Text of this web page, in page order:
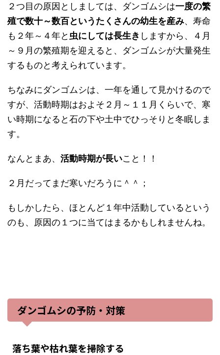
２つ目の原因としましては、ダンゴムシは一度の繁
殖で数十～数百というたくさんの幼生を産み、寿命
も２年～４年と 虫にしては長生き しますから、４月
～９月の繁殖期を迎えると、ダンゴムシが大量発生
するものと考えられています。
ちなみにダンゴムシは、一年を通して見かけるので
すが、活動時期はおよそ２月～１１月くらいで、寒
い時期になると石の下や土中でひっそりと冬眠しま
す。
なんとまあ、 活動時期が長いこと！！
２月だってまだ寒いだろうに＾＾；
もしかしたら、ほとんど１年中活動しているという
のも、原因の１つに当てはまるかもしれませんね。
ダンゴムシの予防・対策
落ち葉や枯れ葉を掃除する